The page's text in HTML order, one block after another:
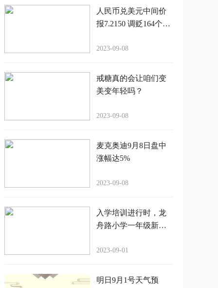
人民币兑美元中间价
报7.2150 调贬164个基
2023-09-08
戒糖真的会让咱们变
美变年轻吗？
2023-09-08
麦克奥迪9月8日盘中
涨幅达5%
2023-09-08
入学培训进行时，龙
舟路小学一年级新生
2023-09-01
明日9月1号天气预